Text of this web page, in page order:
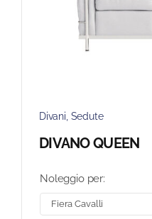
Divani, Sedute
DIVANO QUEEN
Noleggio per: